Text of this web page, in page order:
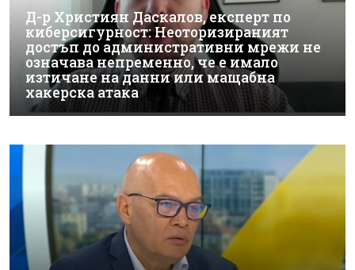
Д-р Християн Даскалов, експерт по
киберсигурност: Неоторизираният
достъп до административни мрежи не
означава непременно, че е имало
изтичане на данни или мащабна
хакерска атака